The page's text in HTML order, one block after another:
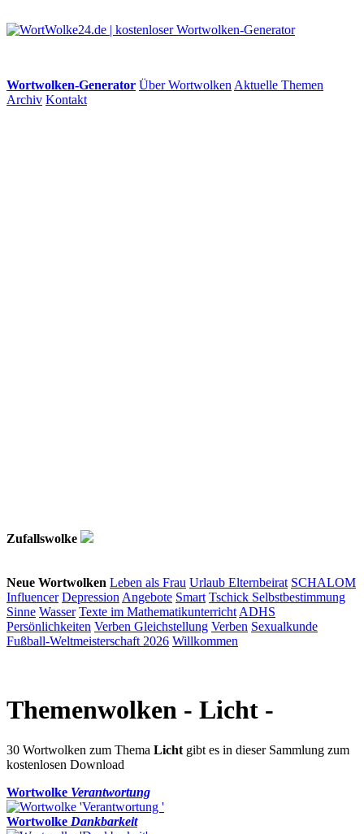
Wortwolken-Generator Über Wortwolken Aktuelle Themen
Archiv Kontakt
Zufallswolke
Neue Wortwolken Leben als Frau Urlaub Elternbeirat SCHALOM
Influencer Depression Angebote Smart Tschick Selbstbestimmung
Sinne Wasser Texte im Mathematikunterricht ADHS
Persönlichkeiten Verben Gleichstellung Verben Sexualkunde
Fußball-Weltmeisterschaft 2026 Willkommen
Themenwolken - Licht -
30 Wortwolken zum Thema Licht gibt es in dieser Sammlung zum
kostenlosen Download
Wortwolke Verantwortung
Wortwolke Dankbarkeit